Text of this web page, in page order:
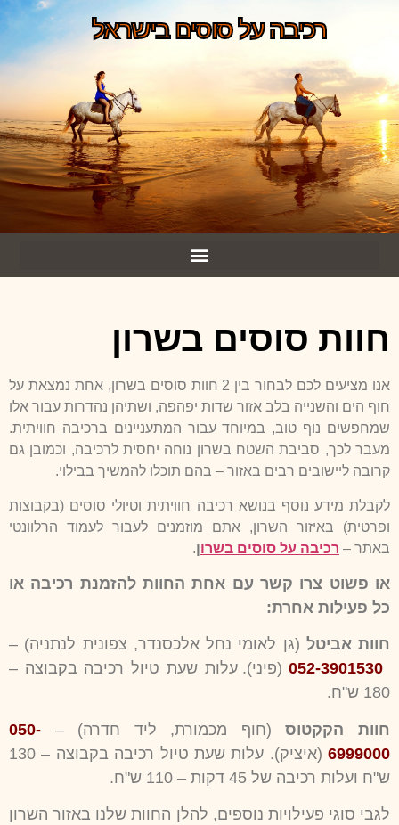
רכיבה על סוסים בישראל
חוות סוסים בשרון
אנו מציעים לכם לבחור בין 2 חוות סוסים בשרון, אחת נמצאת על
חוף הים והשנייה בלב אזור שדות יפהפה, ושתיהן נהדרות עבור אלו
שמחפשים נוף טוב, במיוחד עבור המתעניינים ברכיבה חוויתית.
מעבר לכך, סביבת השטח בשרון נוחה יחסית לרכיבה, וכמובן גם
קרובה ליישובים רבים באזור – בהם תוכלו להמשיך בבילוי.
לקבלת מידע נוסף בנושא רכיבה חוויתית וטיולי סוסים (בקבוצות
ופרטית) באיזור השרון, אתם מוזמנים לעבור לעמוד הרלוונטי
באתר – רכיבה על סוסים בשרון.
או פשוט צרו קשר עם אחת החוות להזמנת רכיבה או
כל פעילות אחרת:
חוות אביטל (גן לאומי נחל אלכסנדר, צפונית לנתניה) –
052-3901530 (פיני). עלות שעת טיול רכיבה בקבוצה –
180 ש"ח.
חוות הקקטוס(חוף מכמורת, ליד חדרה) – 050-
6999000
(איציק). עלות שעת טיול רכיבה בקבוצה – 130
ש"ח ועלות רכיבה של 45 דקות – 110 ש"ח.
לגבי סוגי פעילויות נוספים, להלן החוות שלנו באזור השרון